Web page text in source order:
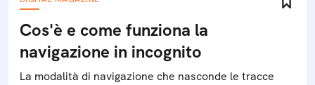
Cos'è e come funziona la
navigazione in incognito
La modalità di navigazione che nasconde le tracce